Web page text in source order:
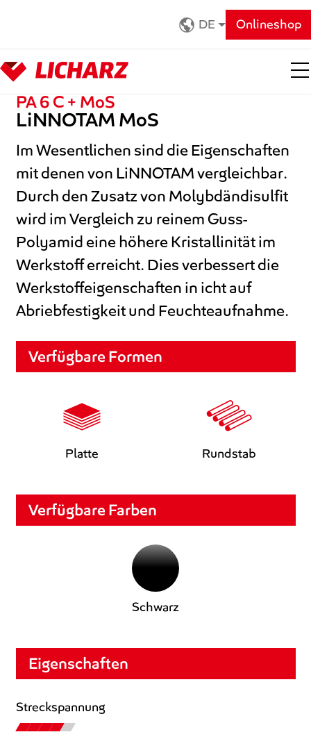
DE
Onlineshop
PA 6 C + MoS
LiNNOTAM MoS
Im Wesentlichen sind die Eigenschaften
mit denen von LiNNOTAM vergleichbar.
Durch den Zusatz von Molybdändisulfit
wird im Vergleich zu reinem Guss-
Polyamid eine höhere Kristallinität im
Werkstoff erreicht. Dies verbessert die
Werkstoffeigenschaften in icht auf
Abriebfestigkeit und Feuchteaufnahme.
Verfügbare Formen
Platte Rundstab
Verfügbare Farben
Schwarz
Eigenschaften
Streckspannung